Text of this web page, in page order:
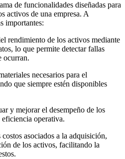
de funcionalidades diseñadas para
activos de una empresa. A
importantes:
rendimiento de los activos mediante
lo que permite detectar fallas
ocurran.
necesarios para el
que siempre estén disponibles
y mejorar el desempeño de los
operativa.
asociados a la adquisición,
de los activos, facilitando la